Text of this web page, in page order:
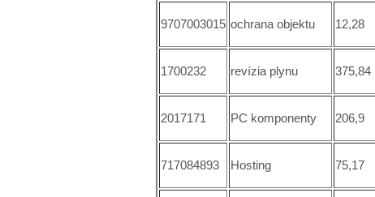
9707003015 ochrana objektu 12,28
1700232 revízia plynu 375,84
2017171 PC komponenty 206,9
717084893 Hosting 75,17